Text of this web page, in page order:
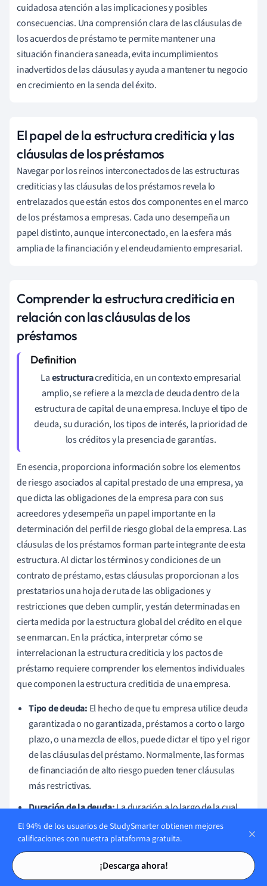
Tarjetas de estudio
Tarjetas de estudio
cuidadosa atención a las implicaciones y posibles
consecuencias. Una comprensión clara de las cláusulas de
los acuerdos de préstamo te permite mantener una
situación financiera saneada, evita incumplimientos
inadvertidos de las cláusulas y ayuda a mantener tu negocio
en crecimiento en la senda del éxito.
El papel de la estructura crediticia y las
cláusulas de los préstamos
Navegar por los reinos interconectados de las estructuras
crediticias y las cláusulas de los préstamos revela lo
entrelazados que están estos dos componentes en el marco
de los préstamos a empresas. Cada uno desempeña un
papel distinto, aunque interconectado, en la esfera más
amplia de la financiación y el endeudamiento empresarial.
Comprender la estructura crediticia en
relación con las cláusulas de los
préstamos
Laestructuracrediticia, en un contexto empresarial
amplio, se refiere a la mezcla de deuda dentro de la
estructura de capital de una empresa. Incluye el tipo de
deuda, su duración, los tipos de interés, la prioridad de
los créditos y la presencia de garantías.
En esencia, proporciona información sobre los elementos
de riesgo asociados al capital prestado de una empresa, ya
que dicta las obligaciones de la empresa para con sus
acreedores y desempeña un papel importante en la
determinación del perfil de riesgo global de la empresa. Las
cláusulas de los préstamos forman parte integrante de esta
estructura. Al dictar los términos y condiciones de un
contrato de préstamo, estas cláusulas proporcionan a los
prestatarios una hoja de ruta de las obligaciones y
restricciones que deben cumplir, y están determinadas en
cierta medida por la estructura global del crédito en el que
se enmarcan. En la práctica, interpretar cómo se
interrelacionan la estructura crediticia y los pactos de
préstamo requiere comprender los elementos individuales
que componen la estructura crediticia de una empresa.
Tipo de deuda: El hecho de que tu empresa utilice deuda
garantizada o no garantizada, préstamos a corto o largo
plazo, o una mezcla de ellos, puede dictar el tipo y el rigor
de las cláusulas del préstamo. Normalmente, las formas
de financiación de alto riesgo pueden tener cláusulas
más restrictivas.
Duración de la deuda:La duración a lo largo de la cual
debe reembolsarse un préstamo difiere
considerablemente entre los préstamos a corto y a largo
plazo, lo que repercute en las cláusulas de los
coeficientes financieros que deciden la liquidez y la
El 94% de los usuarios de StudySmarter obtienen mejores
calificaciones con nuestra plataforma gratuita.
¡Descarga ahora!